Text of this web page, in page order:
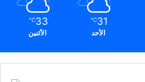
31
℃
الأحد
33
℃
الأثنين